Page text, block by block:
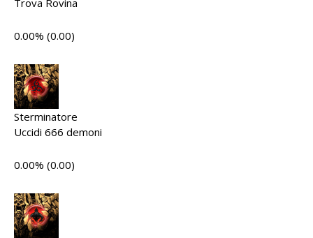
Trova Rovina
0.00% (0.00)
Sterminatore
Uccidi 666 demoni
0.00% (0.00)